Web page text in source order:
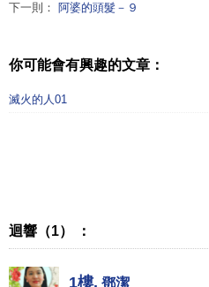
下一則： 阿婆的頭髮－９
你可能會有興趣的文章：
滅火的人01
迴響（1） ：
1樓. 鄧潔